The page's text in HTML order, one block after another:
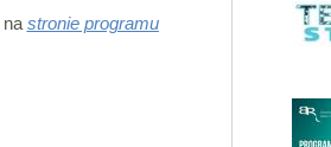
stronie programu